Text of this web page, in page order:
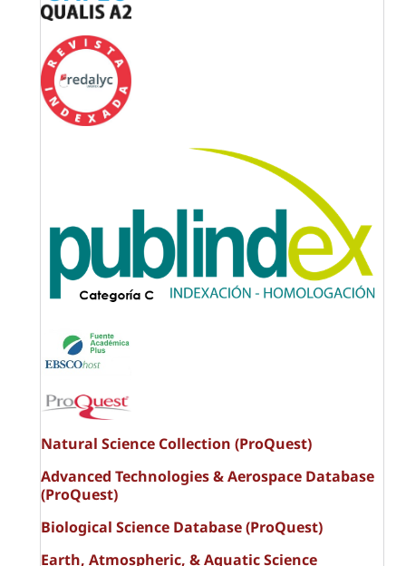
Natural Science Collection (ProQuest)
Advanced Technologies & Aerospace Database
(ProQuest)
Biological Science Database (ProQuest)
Earth, Atmospheric, & Aquatic Science